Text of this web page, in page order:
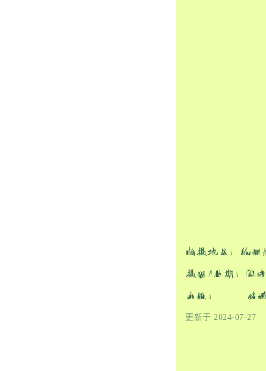
拍摄地点：徐汇
摄影/后期：阿中
出镜： 芬芳
更新于 2024-07-27